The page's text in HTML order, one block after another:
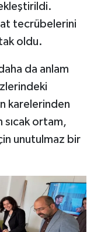
tecrübelerini
oldu.
da anlam
karelerinden
ortam,
unutulmaz bir